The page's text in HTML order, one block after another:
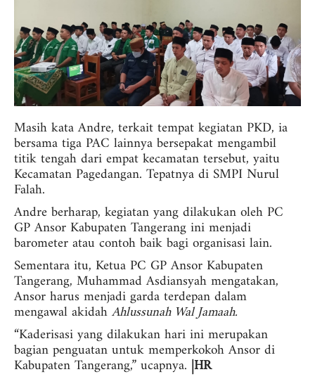
Masih kata Andre, terkait tempat kegiatan PKD, ia
bersama tiga PAC lainnya bersepakat mengambil
titik tengah dari empat kecamatan tersebut, yaitu
Kecamatan Pagedangan. Tepatnya di SMPI Nurul
Falah.
Andre berharap, kegiatan yang dilakukan oleh PC
GP Ansor Kabupaten Tangerang ini menjadi
barometer atau contoh baik bagi organisasi lain.
Sementara itu, Ketua PC GP Ansor Kabupaten
Tangerang, Muhammad Asdiansyah mengatakan,
Ansor harus menjadi garda terdepan dalam
mengawal akidahAhlussunah Wal Jamaah.
“Kaderisasi yang dilakukan hari ini merupakan
bagian penguatan untuk memperkokoh Ansor di
Kabupaten Tangerang,” ucapnya. |HR